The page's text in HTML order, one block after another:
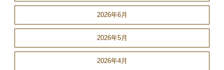
2026年6月
2026年5月
2026年4月